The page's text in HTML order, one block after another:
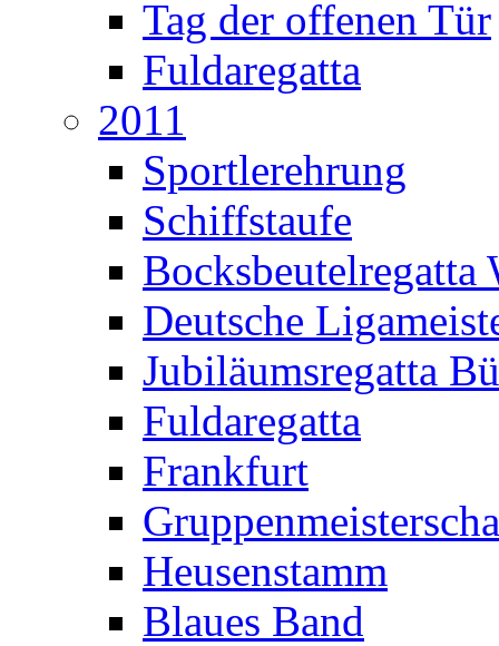
Tag der offenen Tür
Fuldaregatta
2011
Sportlerehrung
Schiffstaufe
Bocksbeutelregatta
Deutsche
Jubiläumsregatta
Fuldaregatta
Frankfurt
Heusenstamm
Blaues Band